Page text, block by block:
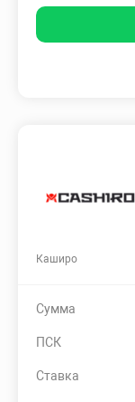
Каширо
Сумма
ПСК
Ставка